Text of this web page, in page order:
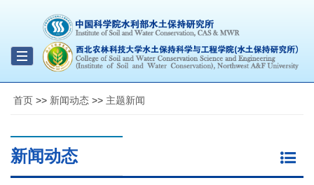
Toggle
navigation
首页 >> 新闻动态 >> 主题新闻
新闻动态